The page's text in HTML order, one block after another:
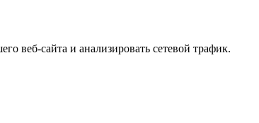
веб-сайта и анализировать сетевой трафик.